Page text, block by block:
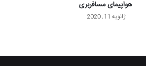
هواپیمای مسافربری
ژانویه 11, 2020